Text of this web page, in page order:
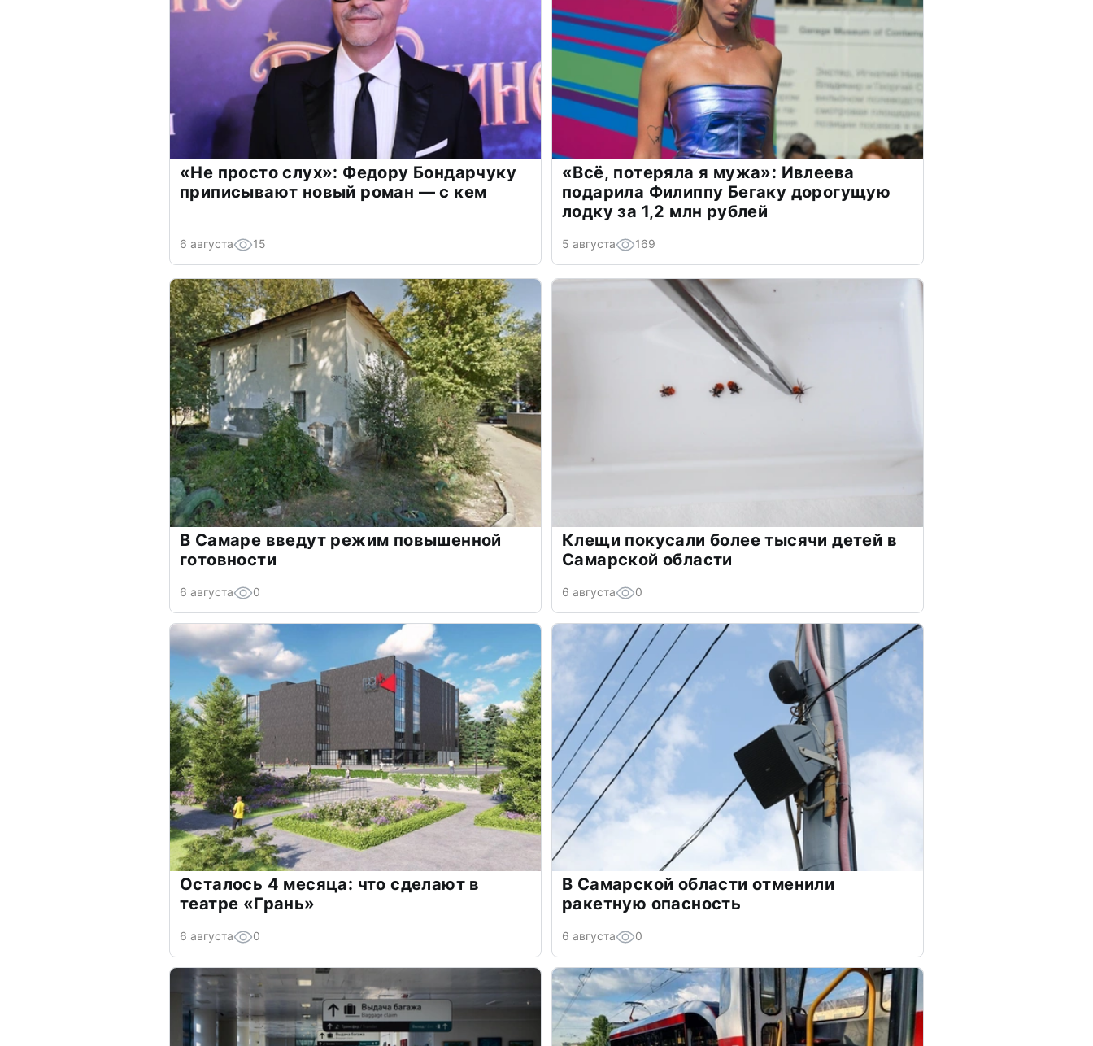
«Не просто слух»: Федору Бондарчуку
приписывают новый роман — с кем
6 августа 15
«Всё, потеряла я мужа»: Ивлеева
подарила Филиппу Бегаку дорогущую
лодку за 1,2 млн рублей
5 августа 169
В Самаре введут режим повышенной
готовности
6 августа 0
Клещи покусали более тысячи детей в
Самарской области
6 августа 0
Осталось 4 месяца: что сделают в
театре «Грань»
6 августа 0
В Самарской области отменили
ракетную опасность
6 августа 0